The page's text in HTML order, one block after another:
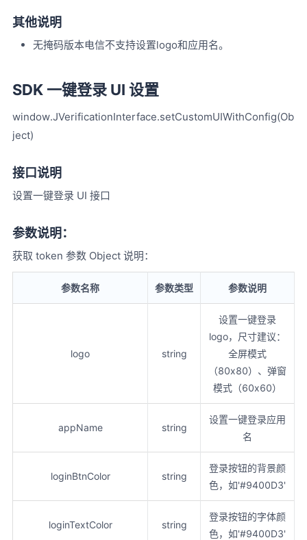
其他说明
无掩码版本电信不支持设置logo和应用名。
SDK 一键登录 UI 设置
window.JVerificationInterface.setCustomUIWithConfig(Ob
ject)
接口说明
设置一键登录 UI 接口
参数说明：
获取 token 参数 Object 说明：
参数名称 参数类型 参数说明
logo string
设置一键登录
logo，尺寸建议：
全屏模式
（80x80）、弹窗
模式（60x60）
appName string
设置一键登录应用
名
loginBtnColor string
登录按钮的背景颜
色，如'#9400D3'
loginTextColor string
登录按钮的字体颜
色，如'#9400D3'